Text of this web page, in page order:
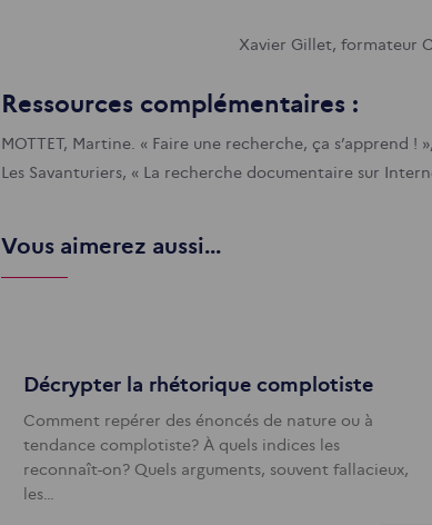
Xavier Gillet, formateur
Ressources complémentaires :
MOTTET, Martine. « Faire une recherche, ça s’apprend !
Les Savanturiers, « La recherche documentaire sur
Vous aimerez aussi...
Décrypter la rhétorique complotiste
Comment repérer des énoncés de nature ou à
tendance complotiste? À quels indices les
reconnaît-on? Quels arguments, souvent fallacieux,
les…